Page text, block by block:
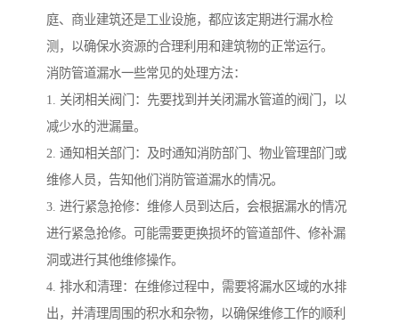
庭、商业建筑还是工业设施，都应该定期进行漏水检
测，以确保水资源的合理利用和建筑物的正常运行。
消防管道漏水一些常见的处理方法：
1. 关闭相关阀门：先要找到并关闭漏水管道的阀门，以
减少水的泄漏量。
2. 通知相关部门：及时通知消防部门、物业管理部门或
维修人员，告知他们消防管道漏水的情况。
3. 进行紧急抢修：维修人员到达后，会根据漏水的情况
进行紧急抢修。可能需要更换损坏的管道部件、修补漏
洞或进行其他维修操作。
4. 排水和清理：在维修过程中，需要将漏水区域的水排
出，并清理周围的积水和杂物，以确保维修工作的顺利